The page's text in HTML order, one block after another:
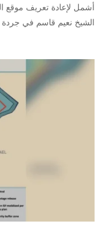
أشمل لإعادة تعريف موقع
الشيخ نعيم قاسم في